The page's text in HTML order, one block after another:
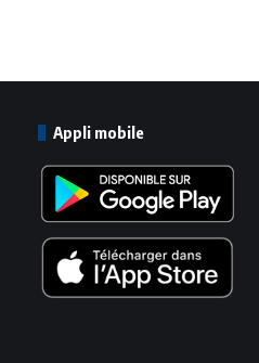
Appli mobile